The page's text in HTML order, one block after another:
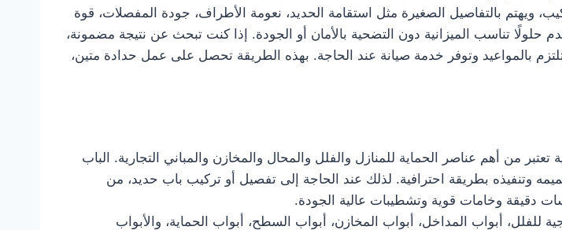
ويهتم بالتفاصيل الصغيرة مثل استقامة الحديد، نعومة الأطراف، جودة المفصلات، قوة
تناسب الميزانية دون التضحية بالأمان أو الجودة. إذا كنت تبحث عن نتيجة مضمونة،
بالمواعيد وتوفر خدمة صيانة عند الحاجة. بهذه الطريقة تحصل على عمل حدادة متين،
تعتبر من أهم عناصر الحماية للمنازل والفلل والمحال والمخازن والمباني التجارية. الباب
وتنفيذه بطريقة احترافية. لذلك عند الحاجة إلى تفصيل أو تركيب باب حديد، من
دقيقة وخامات قوية وتشطيبات عالية الجودة.
للفلل، أبواب المداخل، أبواب المخازن، أبواب السطح، أبواب الحماية، والأبواب